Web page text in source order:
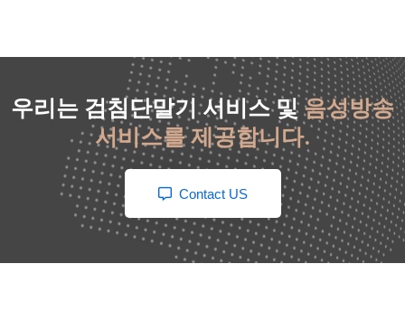
우리는 검침단말기 서비스 및음성방송
서비스를 제공합니다.
Contact US